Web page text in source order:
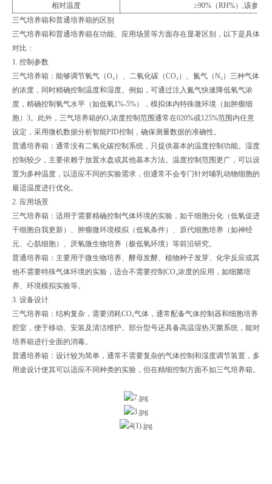
相对温度
≥90%（RH%）
该参数
三气培养箱和普通培养箱的区别
三气培养箱和普通培养箱在功能、应用场景等方面存在显著区别，以下是具体
对比：
1. 控制参数
三气培养箱：能够调节氧气（O₂）、二氧化碳（CO₂）、氮气（N₂）三种气体
的浓度，同时精确控制温度和湿度。例如，可通过注入氮气快速降低氧气浓
度，精确控制氧气水平（如低氧1%-5%），模拟体内特殊微环境（如肿瘤细
胞）3。此外，三气培养箱的O₂浓度控制范围通常在020%或125%范围内任意
设定，采用微机数据分析智能PID控制，确保测量数据的准确性。
普通培养箱：通常没有二氧化碳控制系统，只提供基本的温度控制功能。湿度
控制较少，主要依赖于放置水盘或其他基本方法。温度控制范围更广，可以设
置为多种温度，以适应不同的实验需求，但通常不会专门针对哺乳动物细胞的
最适温度进行优化。
2. 应用场景
三气培养箱：适用于需要精确控制气体环境的实验，如干细胞分化（低氧促进
干细胞自我更新）、肿瘤微环境模拟（低氧条件）、原代细胞培养（如神经
元、心肌细胞）、厌氧微生物培养（极低氧环境）等前沿研究。
普通培养箱：主要用于微生物培养、酵母发酵、植物种子发芽、化学反应或其
他不需要特殊气体环境的实验，适合不需要控制CO₂浓度的应用，如细菌培
养、环境模拟实验等。
3. 设备设计
三气培养箱：结构复杂，需要消耗CO₂气体，通常配备气体控制器和细胞培养
腔室，便于移动、安装及清洁维护。部分型号还具备高温湿热灭菌系统，能对
培养箱进行全面的消毒。
普通培养箱：设计较为简单，通常不需要复杂的气体控制和湿度调节装置，多
用途设计使其可以适应不同种类的实验，但在精细控制方面不如三气培养箱。